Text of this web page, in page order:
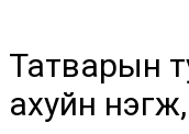
Татварын
ахуйн